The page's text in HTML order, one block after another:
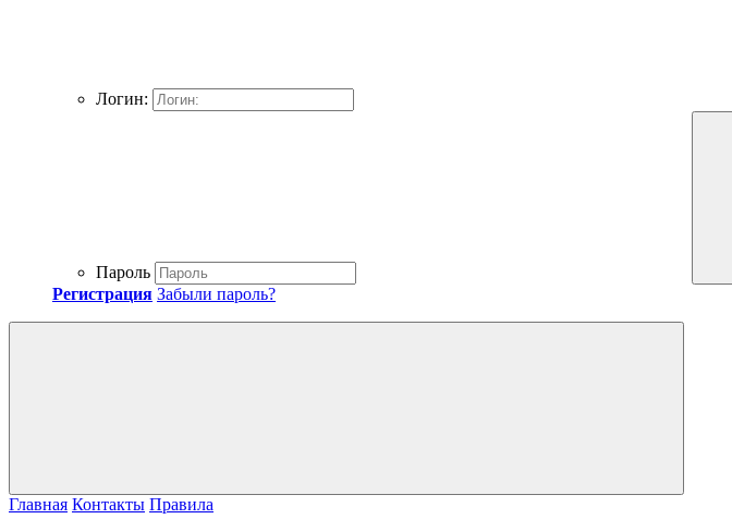
Логин:
Пароль
Регистрация Забыли пароль?
Главная Контакты Правила